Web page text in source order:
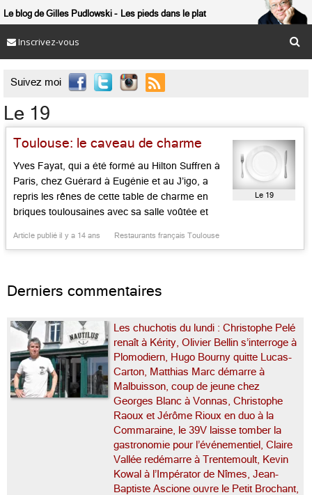
Le blog de Gilles Pudlowski Les pieds dans le plat
Inscrivez-vous
Suivez moi 
Le 19
Toulouse: le caveau de charme
Yves Fayat, qui a été formé au Hilton Suffren à
Paris, chez Guérard à Eugénie et au J’igo, a
repris les rênes de cette table de charme en
briques toulousaines avec sa salle voûtée et
chères le midi (tartare de saumon, tripes à la
Article publié il y a 14 ans Restaurants français Toulouse
Le 19
Derniers commentaires
Les chuchotis du lundi : Christophe Pelé
renaît à Kérity, Olivier Bellin s’interroge à
Plomodiern, Hugo Bourny quitte Lucas-
Carton, Matthias Marc démarre à
Malbuisson, coup de jeune chez
Georges Blanc à Vonnas, Christophe
Raoux et Jérôme Rioux en duo à la
Commaraine, le 39V laisse tomber la
gastronomie pour l’événementiel, Claire
Vallée redémarre à Trentemoult, Kevin
Kowal à l’Impérator de Nîmes, Jean-
Baptiste Ascione ouvre le Petit Brochant,